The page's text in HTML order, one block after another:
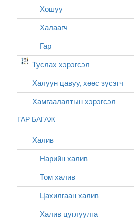
Хошуу
Халаагч
Гар
Туслах хэрэгсэл
Халуун цавуу, хөөс зүсэгч
Хамгаалалтын хэрэгсэл
ГАР БАГАЖ
Халив
Нарийн халив
Том халив
Цахилгаан халив
Халив цуглуулга